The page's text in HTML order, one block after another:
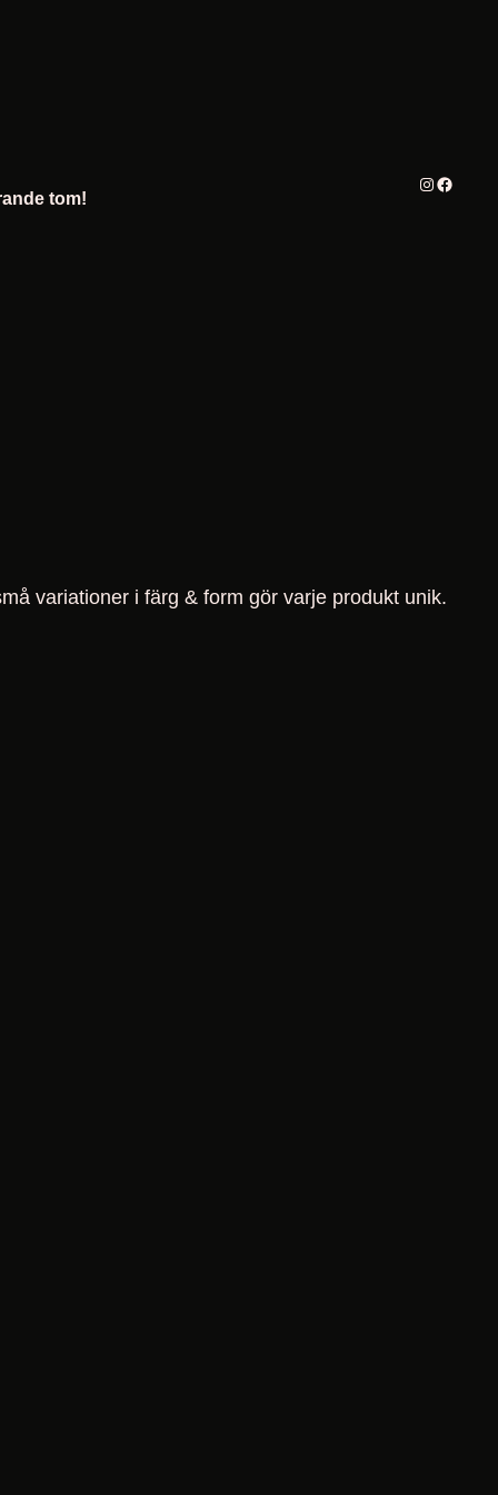
tom!
Instagram
variationer i färg & form gör varje produkt unik.